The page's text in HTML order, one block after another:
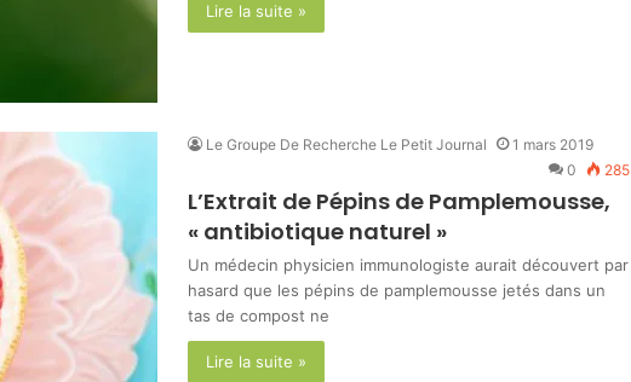
Lire la suite »
Le Groupe De Recherche Le Petit Journal
1 mars 2019
0
285
L’Extrait de Pépins de Pamplemousse,
« antibiotique naturel »
Un médecin physicien immunologiste aurait découvert par
hasard que les pépins de pamplemousse jetés dans un
tas de compost ne
Lire la suite »